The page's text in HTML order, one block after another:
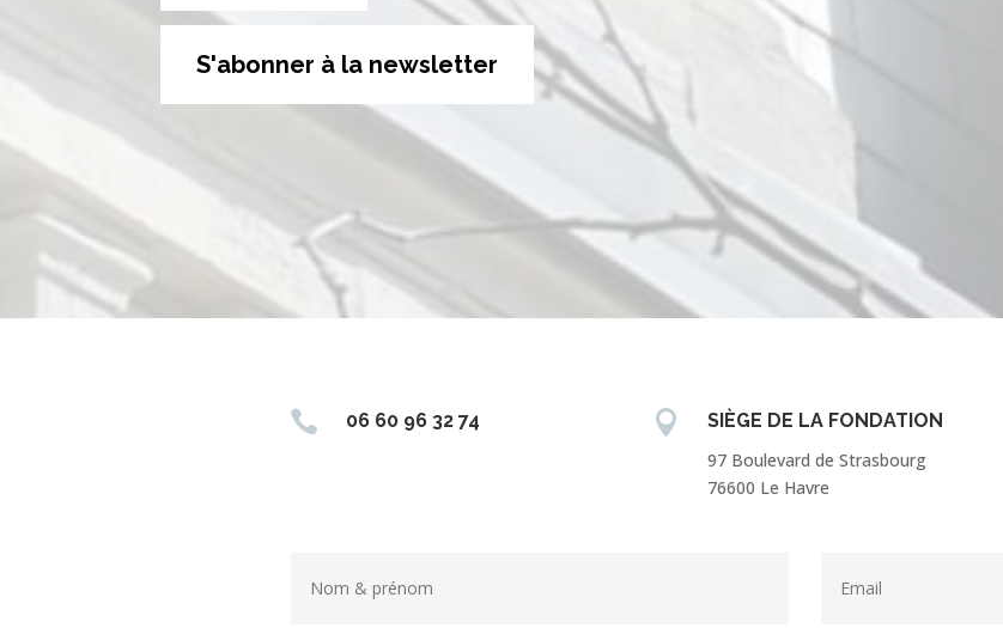
S'abonner à la newsletter
 06 60 96 32 74 
SIÈGE DE LA FONDATION
97 Boulevard de Strasbourg
76600 Le Havre